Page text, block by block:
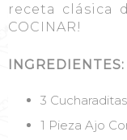
receta clásica
COCINAR!
INGREDIENTES:
3
1 Pieza Ajo